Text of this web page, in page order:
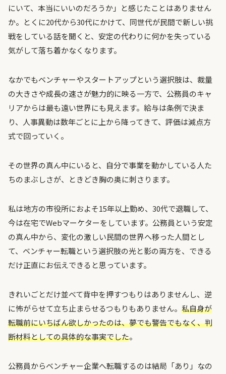
にいて、本当にいいのだろうか」と感じたことはありません
か。とくに20代から30代にかけて、同世代が民間で新しい挑
戦をしている話を聞くと、安定の代わりに何かを失っている
気がして落ち着かなくなります。
なかでもベンチャーやスタートアップという選択肢は、裁量
の大きさや成長の速さが魅力的に映る一方で、公務員のキャ
リアからは最も遠い世界にも見えます。給与は条例で決ま
り、人事異動は数年ごとに上から降ってきて、評価は減点方
式で回っていく。
その世界の真ん中にいると、自分で事業を動かしている人た
ちのまぶしさが、ときどき胸の奥に刺さります。
私は地方の市役所におよそ15年以上勤め、30代で退職して、
今は在宅でWebマーケターをしています。公務員という安定
の真ん中から、変化の激しい民間の世界へ移った人間とし
て、ベンチャー転職という選択肢の光と影の両方を、できる
だけ正直にお伝えできると思っています。
きれいごとだけ並べて背中を押すつもりはありませんし、逆
に怖がらせて立ち止まらせるつもりもありません。 私自身が
転職前にいちばん欲しかったのは、夢でも警告でもなく、判
断材料としての具体的な事実でした。
公務員からベンチャー企業へ転職するのは結局「あり」なの